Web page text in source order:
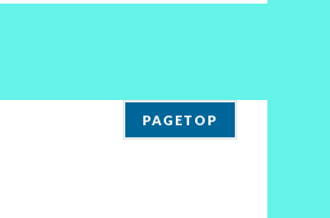
PAGETOP